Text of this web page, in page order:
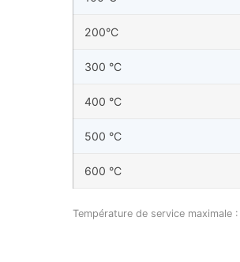
200°C
300 °C
400 °C
500 °C
600 °C
Température de service maximale